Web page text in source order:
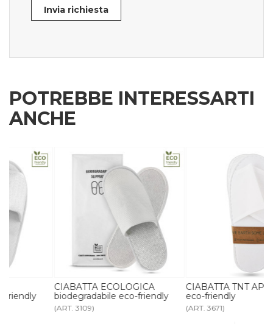
Invia richiesta
POTREBBE INTERESSARTI
ANCHE
CIABATTA ECOLOGICA
biodegradabile eco-friendly
CIABATTA TNT APERTA pack
eco-friendly